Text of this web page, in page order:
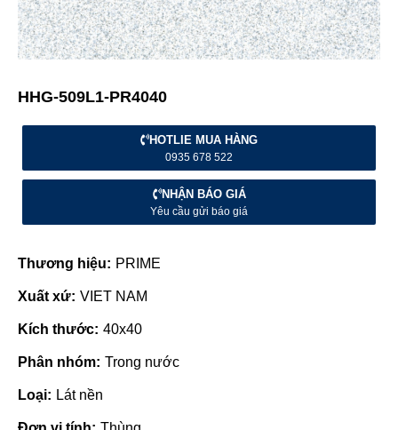
HHG-509L1-PR4040
HOTLIE MUA HÀNG
0935 678 522
NHẬN BÁO GIÁ
Yêu cầu gửi báo giá
Thương hiệu: PRIME
Xuất xứ: VIET NAM
Kích thước: 40x40
Phân nhóm: Trong nước
Loại: Lát nền